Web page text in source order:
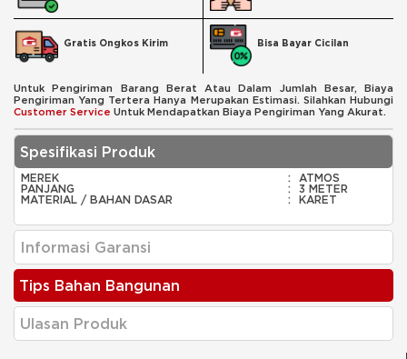
Gratis Ongkos Kirim Bisa Bayar Cicilan
Untuk Pengiriman Barang Berat Atau Dalam Jumlah Besar, Biaya
Pengiriman Yang Tertera Hanya Merupakan Estimasi. Silahkan Hubungi
Customer Service Untuk Mendapatkan Biaya Pengiriman Yang Akurat.
Spesifikasi Produk
MEREK :
ATMOS
PANJANG
: 3 METER
MATERIAL / BAHAN DASAR
: KARET
Informasi Garansi
Tips Bahan Bangunan
Ulasan Produk